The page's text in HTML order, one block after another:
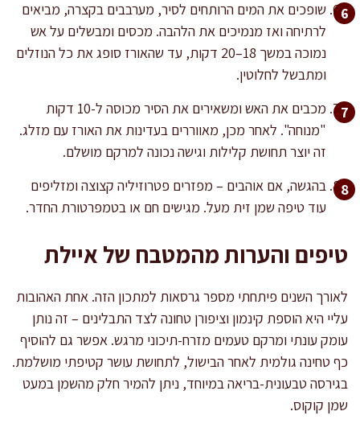
שופכים את המים הרותחים לסיר, מערבבים בקצרה, מביאים
לרתיחה ואז מנמיכים את הלהבה. מכסים ומבשלים על אש
נמוכה במשך 18–20 דקות, עד שהאורז סופג את כל הנוזלים
ומתבשל לחלוטין.
מכבים את האש ומשאירים את הסיר מכוסה ל-10 דקות
"מנוחה". לאחר מכן, מאווררים בעדינות את האורז עם מזלג.
זה יוצר תחושת קלילות וגישה נכונה למרקם מושלם.
בהגשה, אם אוהבים – מפזרים פטרוזיליה קצוצה ומזליפים
עוד טיפה שמן זית מעל. מגישים חם או בטמפרטורת החדר.
טיפים והערות מהמטבח של איילת
לאורך השנים פיתחתי מספר גרסאות למתכון הזה. אחת האהובות
עליי היא הוספת קינמון וציפורן טחונה לצד התבלינים – זה נותן
עומק עונתי ומרקם טעמים מזרח-תיכוני מרגש. אפשר גם להוסיף
כף טחינה גולמית לאחר הבישול, לתחושת עושר קטיפתי מושלמת.
בגירסה טבעונית-בריאה במיוחד, ניתן להמיר חלק מהשמן במעט
שמן קוקוס.